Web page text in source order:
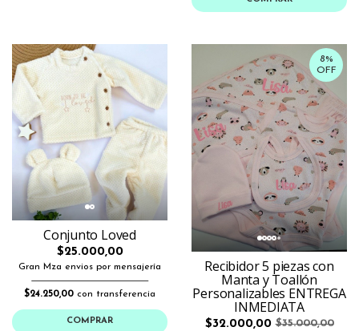
Conjunto Loved
$25.000,00
Gran Mza envios por mensajería
$24.250,00 con transferencia
COMPRAR
8%
OFF
Recibidor 5 piezas con
Manta y Toallón
Personalizables ENTREGA
INMEDIATA
$32.000,00 $35.000,00